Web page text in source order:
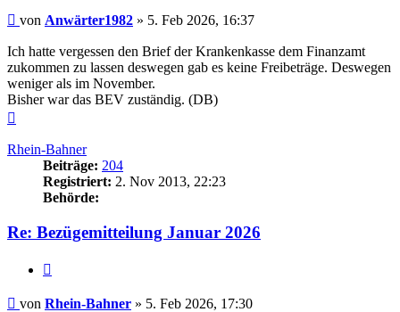
Beitrag
von Anwärter1982 » 5. Feb 2026, 16:37
Ich hatte vergessen den Brief der Krankenkasse dem Finanzamt
zukommen zu lassen deswegen gab es keine Freibeträge. Deswegen
weniger als im November.
Bisher war das BEV zuständig. (DB)
Rhein-Bahner
Beiträge: 204
Registriert: 2. Nov 2013, 22:23
Behörde:
Re: Bezügemitteilung Januar 2026
Beitrag
von Rhein-Bahner » 5. Feb 2026, 17:30